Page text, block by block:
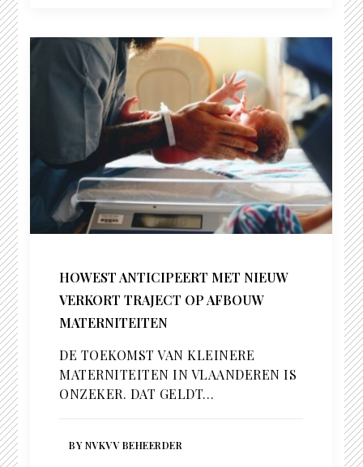
HOWEST ANTICIPEERT MET NIEUW
VERKORT TRAJECT OP AFBOUW
MATERNITEITEN
DE TOEKOMST VAN KLEINERE
MATERNITEITEN IN VLAANDEREN IS
ONZEKER. DAT GELDT…
BY NVKVV BEHEERDER